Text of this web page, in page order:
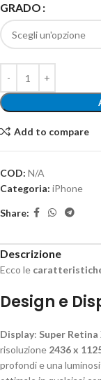
GRADO
Add to compare
COD: N/A
Categoria: iPhone
Share:
Descrizione
Ecco le
Design e
Display: Super Retina
risoluzione 2436 x
profondi e una